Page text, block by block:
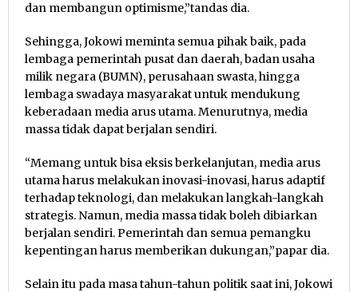
dan membangun optimisme,”tandas dia.
Sehingga, Jokowi meminta semua pihak baik, pada
lembaga pemerintah pusat dan daerah, badan usaha
milik negara (BUMN), perusahaan swasta, hingga
lembaga swadaya masyarakat untuk mendukung
keberadaan media arus utama. Menurutnya, media
massa tidak dapat berjalan sendiri.
“Memang untuk bisa eksis berkelanjutan, media arus
utama harus melakukan inovasi-inovasi, harus adaptif
terhadap teknologi, dan melakukan langkah-langkah
strategis. Namun, media massa tidak boleh dibiarkan
berjalan sendiri. Pemerintah dan semua pemangku
kepentingan harus memberikan dukungan,”papar dia.
Selain itu pada masa tahun-tahun politik saat ini, Jokowi